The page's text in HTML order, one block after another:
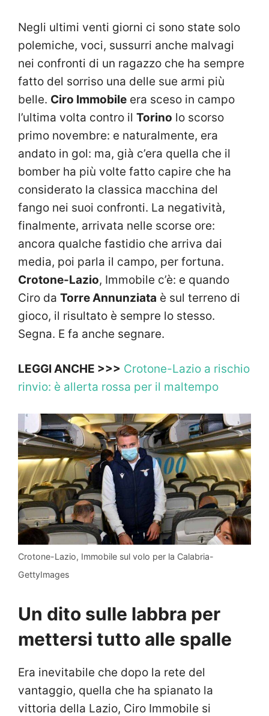
Negli ultimi venti giorni ci sono state solo
polemiche, voci, sussurri anche malvagi
nei confronti di un ragazzo che ha sempre
fatto del sorriso una delle sue armi più
belle. Ciro Immobile era sceso in campo
l’ultima volta contro il Torino lo scorso
primo novembre: e naturalmente, era
andato in gol: ma, già c’era quella che il
bomber ha più volte fatto capire che ha
considerato la classica macchina del
fango nei suoi confronti. La negatività,
finalmente, arrivata nelle scorse ore:
ancora qualche fastidio che arriva dai
media, poi parla il campo, per fortuna.
Crotone-Lazio, Immobile c’è: e quando
Ciro da Torre Annunziata è sul terreno di
gioco, il risultato è sempre lo stesso.
Segna. E fa anche segnare.
LEGGI ANCHE >>> Crotone-Lazio a rischio
rinvio: è allerta rossa per il maltempo
Crotone-Lazio, Immobile sul volo per la Calabria-
GettyImages
Un dito sulle labbra per
mettersi tutto alle spalle
Era inevitabile che dopo la rete del
vantaggio, quella che ha spianato la
vittoria della Lazio, Ciro Immobile si